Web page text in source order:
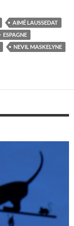
AIMÉ LAUSSEDAT
ESPAGNE
NEVIL MASKELYNE